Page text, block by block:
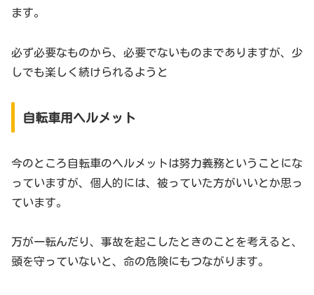
ます。
必ず必要なものから、必要でないものまでありますが、少
しでも楽しく続けられるようと
自転車用ヘルメット
今のところ自転車のヘルメットは努力義務ということにな
っていますが、個人的には、被っていた方がいいとか思っ
ています。
万が一転んだり、事故を起こしたときのことを考えると、
頭を守っていないと、命の危険にもつながります。